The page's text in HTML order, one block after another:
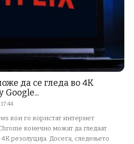
да се гледа во 4K
Google...
кои го користат интернет
конечно можат да гледаат
резолуција. Досега, следењето